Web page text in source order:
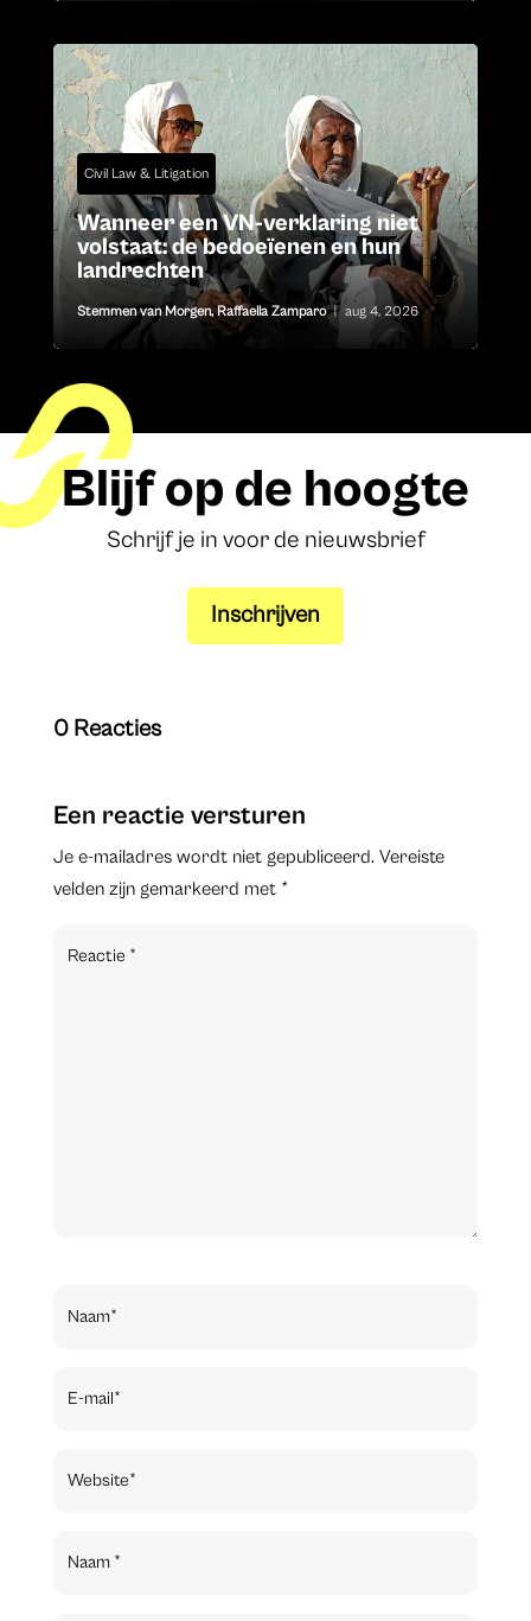
Civil Law & Litigation
Wanneer een VN-verklaring niet
volstaat: de bedoeïenen en hun
landrechten
Stemmen van Morgen,Raffaella Zamparo | aug 4, 2026
Blijf op de hoogte
Schrijf je in voor de nieuwsbrief
Inschrijven
0 Reacties
Een reactie versturen
Je e-mailadres wordt niet gepubliceerd. Vereiste
velden zijn gemarkeerd met *